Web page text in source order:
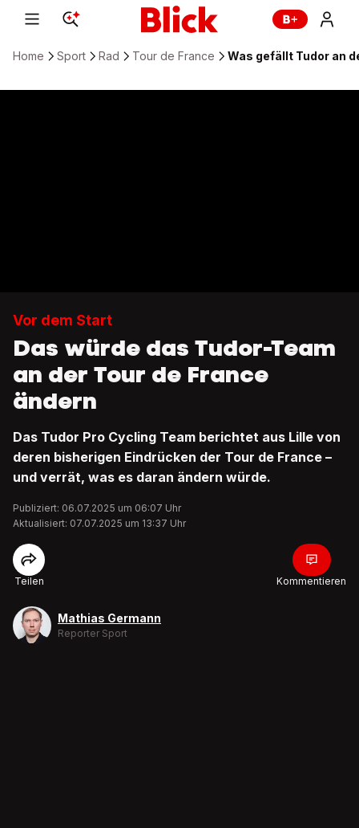
Home Sport Rad Tour de France Was gefällt Tudor an
Vor dem Start
Das würde das Tudor-Team
an der Tour de France
ändern
Das Tudor Pro Cycling Team berichtet aus Lille von
deren bisherigen Eindrücken der Tour de France –
und verrät, was es daran ändern würde.
Publiziert: 06.07.2025 um 06:07 Uhr
Aktualisiert: 07.07.2025 um 13:37 Uhr
Teilen Kommentieren
Mathias Germann
Reporter Sport